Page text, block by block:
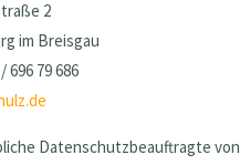
2
im Breisgau
696 79 686
Datenschutzbeauftragte von